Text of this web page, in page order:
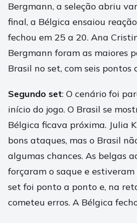
Bergmann, a seleção abriu
final, a Bélgica ensaiou
fechou em 25 a 20. Ana
Bergmann foram as maiores
Brasil no set, com seis pontos
Segundo set: O cenário foi
início do jogo. O Brasil se
Bélgica ficava próxima. Julia
bons ataques, mas o Brasil
algumas chances. As belgas
forçaram o saque e estiveram
set foi ponto a ponto e, na
cometeu erros. A Bélgica